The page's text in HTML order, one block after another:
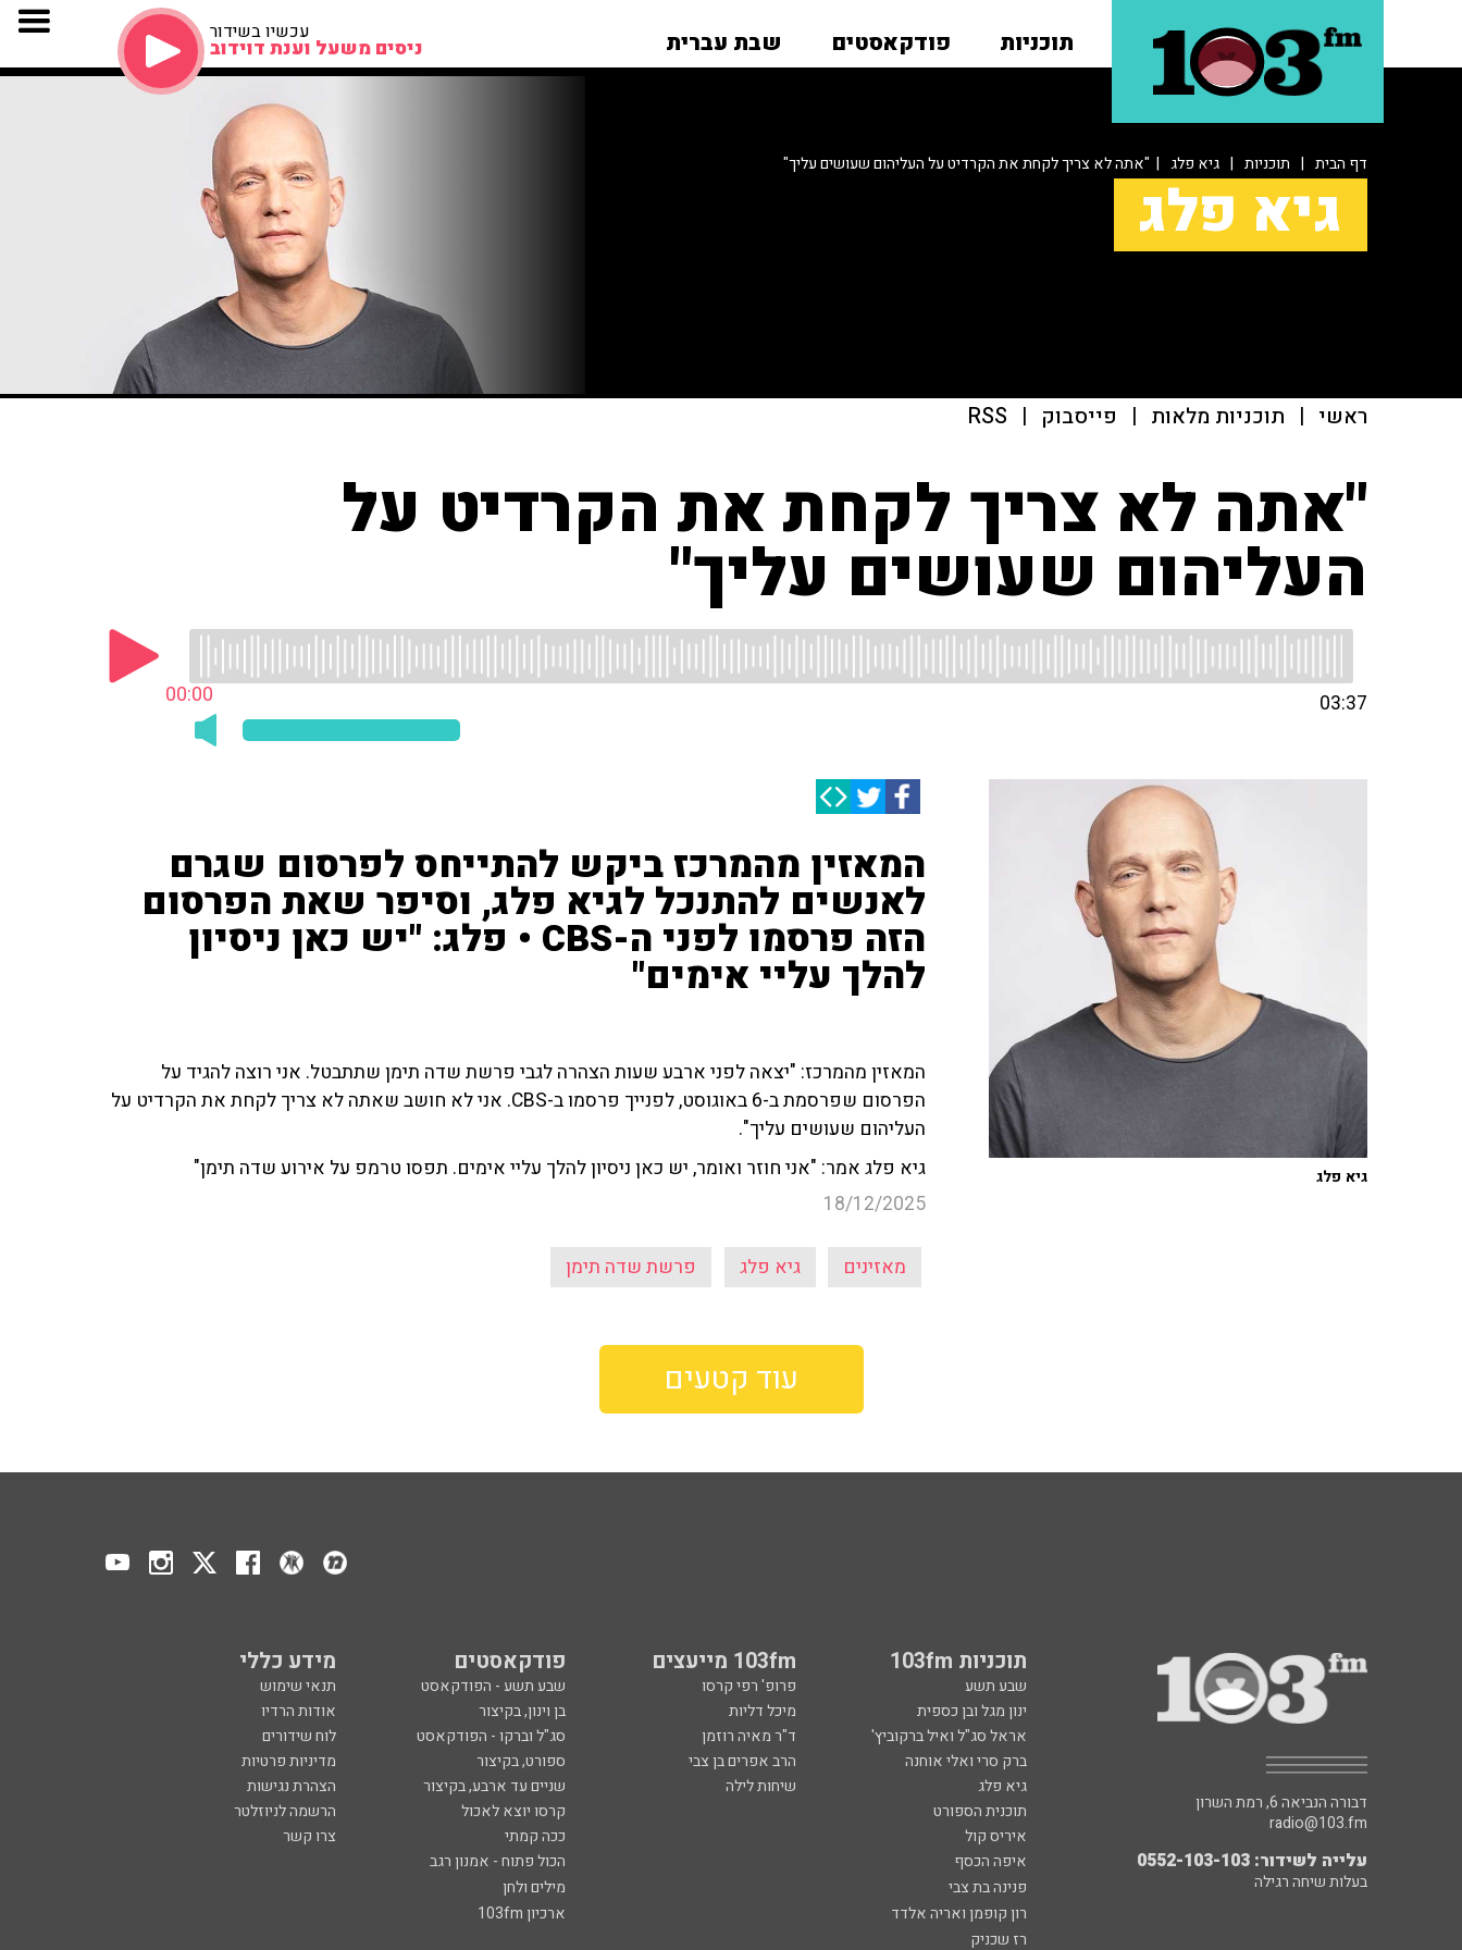
תוכניות פודקאסטים שבת עברית עכשיו בשידור
ניסים משעל וענת דוידוב
דף הבית | תוכניות | גיא פלג | "אתה לא צריך לקחת את הקרדיט על העליהום שעושים עליך"
גיא פלג
ראשי | תוכניות מלאות | פייסבוק |
RSS
"אתה לא צריך לקחת את הקרדיט על
העליהום שעושים עליך"
00:00 03:37
המאזין מהמרכז ביקש להתייחס לפרסום שגרם
לאנשים להתנכל לגיא פלג, וסיפר שאת הפרסום
הזה פרסמו לפני ה-CBS • פלג: "יש כאן ניסיון
להלך עליי אימים"
המאזין מהמרכז: "יצאה לפני ארבע שעות הצהרה לגבי פרשת שדה תימן שתתבטל. אני רוצה להגיד על
הפרסום שפרסמת ב-6 באוגוסט, לפנייך פרסמו ב-CBS. אני לא חושב שאתה לא צריך לקחת את הקרדיט על
העליהום שעושים עליך".
גיא פלג אמר: "אני חוזר ואומר, יש כאן ניסיון להלך עליי אימים. תפסו טרמפ על אירוע שדה תימן"
18/12/2025
מאזינים גיא פלג פרשת שדה תימן
גיא פלג
עוד קטעים
תוכניות 103fm 103fm מייעצים פודקאסטים מידע כללי
שבע תשע פרופ' רפי קרסו שבע תשע - הפודקאסט
תנאי שימוש
ינון מגל ובן כספית
מיכל דליות בן וינון, בקיצור
אודות הרדיו
אראל סג"ל ואיל ברקוביץ'
ד"ר מאיה רוזמן סג"ל וברקו - הפודקאסט
לוח שידורים
ברק סרי ואלי אוחנה
הרב אפרים בן צבי ספורט, בקיצור
מדיניות פרטיות
גיא פלג
שיחות לילה שניים עד ארבע, בקיצור
הצהרת נגישות
תוכנית הספורט
קרסו יוצא לאכול
הרשמה לניוזלטר
איריס קול
ככה קמתי
צרו קשר
איפה הכסף
הכול פתוח - אמנון רגב
פנינה בת צבי
מילים ולחן
רון קופמן ואריה אלדד
ארכיון 103fm
רז שכניק
דבורה הנביאה 6, רמת השרון
radio@103.fm
עלייה לשידור: 0552-103-103
בעלות שיחה רגילה